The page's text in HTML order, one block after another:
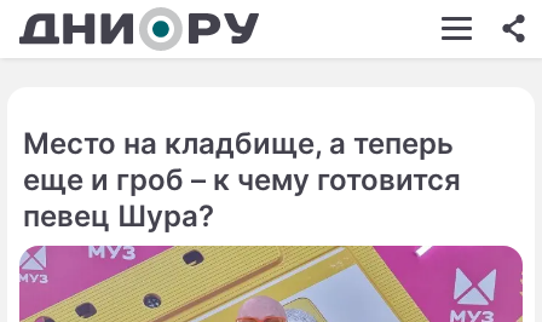
ШОУ-БИЗНЕС
КИНО
ЗДОРОВЬЕ
ЭКОНОМИКА
Место на кладбище, а теперь
еще и гроб – к чему готовится
певец Шура?